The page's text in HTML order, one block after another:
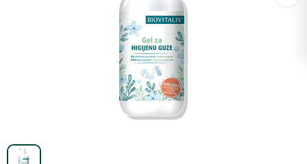
Facebook
WhatsApp
X (Twitter)
Email
Kopiraj link